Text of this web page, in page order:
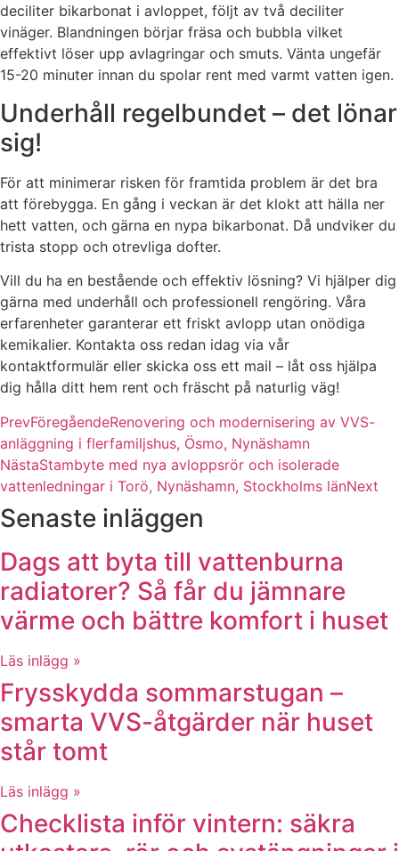
deciliter bikarbonat i avloppet, följt av två deciliter
vinäger. Blandningen börjar fräsa och bubbla vilket
effektivt löser upp avlagringar och smuts. Vänta ungefär
15-20 minuter innan du spolar rent med varmt vatten igen.
Underhåll regelbundet – det lönar
sig!
För att minimerar risken för framtida problem är det bra
att förebygga. En gång i veckan är det klokt att hälla ner
hett vatten, och gärna en nypa bikarbonat. Då undviker du
trista stopp och otrevliga dofter.
Vill du ha en bestående och effektiv lösning? Vi hjälper dig
gärna med underhåll och professionell rengöring. Våra
erfarenheter garanterar ett friskt avlopp utan onödiga
kemikalier. Kontakta oss redan idag via vår
kontaktformulär eller skicka oss ett mail – låt oss hjälpa
dig hålla ditt hem rent och fräscht på naturlig väg!
PrevFöregåendeRenovering och modernisering av VVS-
anläggning i flerfamiljshus, Ösmo, Nynäshamn
NästaStambyte med nya avloppsrör och isolerade
vattenledningar i Torö, Nynäshamn, Stockholms länNext
Senaste inläggen
Dags att byta till vattenburna
radiatorer? Så får du jämnare
värme och bättre komfort i huset
Läs inlägg »
Frysskydda sommarstugan –
smarta VVS-åtgärder när huset
står tomt
Läs inlägg »
Checklista inför vintern: säkra